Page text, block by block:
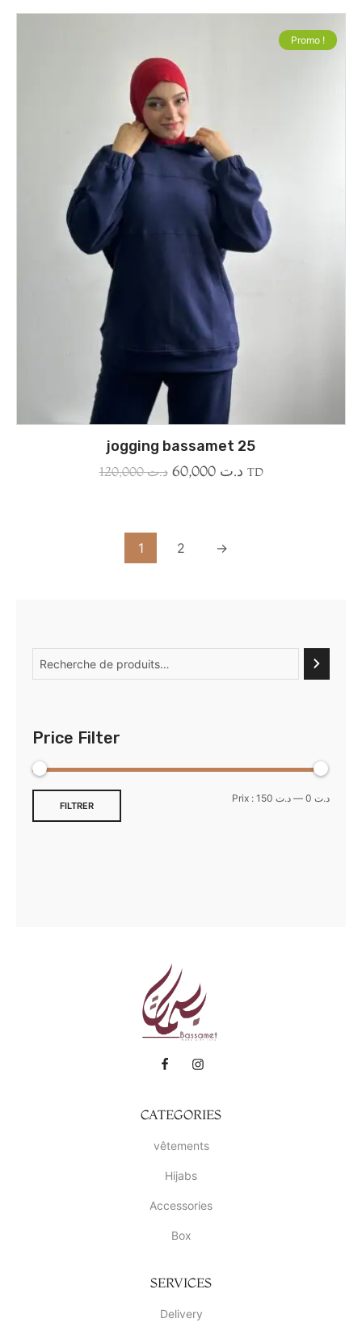
Promo !
jogging bassamet 25
د.ت120,000 د.ت 60,000 TD
1 2 →
Price Filter
FILTRER
Prix : د.ت 0 — د.ت 150
CATEGORIES
vêtements
Hijabs
Accessories
Box
SERVICES
Delivery